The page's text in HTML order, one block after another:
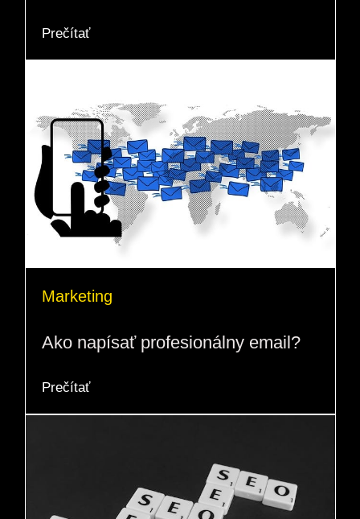
Prečítať
Marketing
Ako napísať profesionálny email?
Prečítať